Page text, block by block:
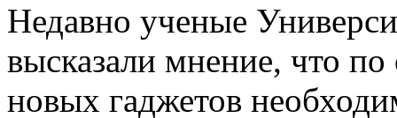
Недавно ученые
высказали мнение, что
новых гаджетов